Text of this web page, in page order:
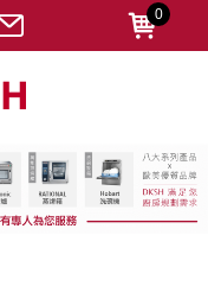
0